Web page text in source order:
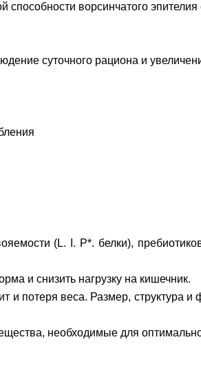
ворсинчатого
суточного рациона и
(L. I. P*. белки),
и снизить нагрузку на кишечник.
потеря веса. Размер, структура и
необходимые для